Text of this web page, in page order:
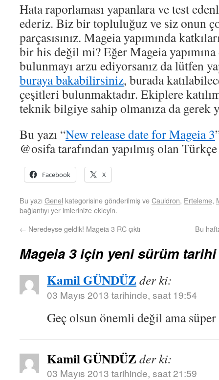
Hata raporlaması yapanlara ve test
ederiz. Biz bir topluluğuz ve siz onun
parçasısınız. Mageia yapımında
bir his değil mi? Eğer Mageia yapımına
bulunmayı arzu ediyorsanız da lütfen
buraya bakabilirsiniz, burada
çeşitleri bulunmaktadır. Ekiplere
teknik bilgiye sahip olmanıza da gerek
Bu yazı “New release date for Mageia 3
@osifa tarafından yapılmış olan
Facebook X
Bu yazı Genel kategorisine gönderilmiş veCauldron, Erteleme,
bağlantıyı yer imlerinize ekleyin.
← Neredeyse geldik! Mageia 3 RC çıktı Bu
Mageia 3 için yeni sürüm tarihi
Kamil GÜNDÜZder ki:
03 Mayıs 2013 tarihinde, saat 19:54
Geç olsun önemli değil ama
Kamil GÜNDÜZder ki:
03 Mayıs 2013 tarihinde, saat 21:59